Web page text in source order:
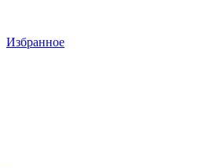
Избранное